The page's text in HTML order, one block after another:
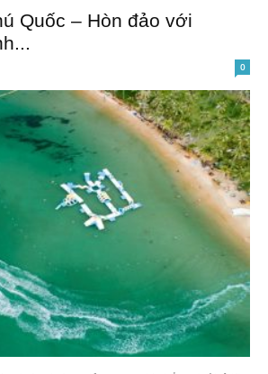
Quốc – Hòn đảo với
0